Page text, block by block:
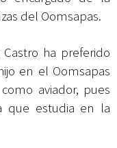
del Oomsapas.
ha preferido
en el Oomsapas
aviador, pues
que estudia en la